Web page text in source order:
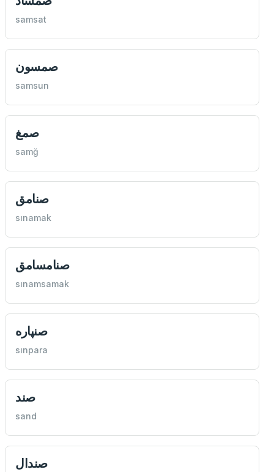
samsat
صمسون
samsun
صمغ
samğ
صنامق
sınamak
صنامسامق
sınamsamak
صنپاره
sınpara
صند
sand
صندال